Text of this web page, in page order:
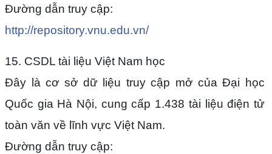
Đường dẫn truy cập:
http://repository.vnu.edu.vn/
15. CSDL tài liệu Việt Nam học
Đây là cơ sở dữ liệu truy cập mở của Đại học
Quốc gia Hà Nội, cung cấp 1.438 tài liệu điện tử
toàn văn về lĩnh vực Việt Nam.
Đường dẫn truy cập: